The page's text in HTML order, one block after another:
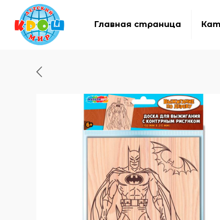
Главная страница